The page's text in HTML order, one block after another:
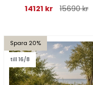
14121 kr
15690 kr
Spara 20%
till 16/8